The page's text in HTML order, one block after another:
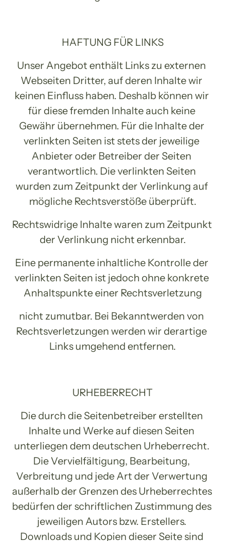
HAFTUNG FÜR LINKS
Unser Angebot enthält Links zu externen
Webseiten Dritter, auf deren Inhalte wir
keinen Einfluss haben. Deshalb können wir
für diese fremden Inhalte auch keine
Gewähr übernehmen. Für die Inhalte der
verlinkten Seiten ist stets der jeweilige
Anbieter oder Betreiber der Seiten
verantwortlich. Die verlinkten Seiten
wurden zum Zeitpunkt der Verlinkung auf
mögliche Rechtsverstöße überprüft.
Rechtswidrige Inhalte waren zum Zeitpunkt
der Verlinkung nicht erkennbar.
Eine permanente inhaltliche Kontrolle der
verlinkten Seiten ist jedoch ohne konkrete
Anhaltspunkte einer Rechtsverletzung
nicht zumutbar. Bei Bekanntwerden von
Rechtsverletzungen werden wir derartige
Links umgehend entfernen.
URHEBERRECHT
Die durch die Seitenbetreiber erstellten
Inhalte und Werke auf diesen Seiten
unterliegen dem deutschen Urheberrecht.
Die Vervielfältigung, Bearbeitung,
Verbreitung und jede Art der Verwertung
außerhalb der Grenzen des Urheberrechtes
bedürfen der schriftlichen Zustimmung des
jeweiligen Autors bzw. Erstellers.
Downloads und Kopien dieser Seite sind